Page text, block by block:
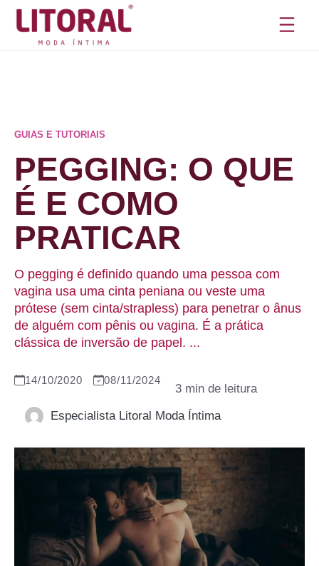
Pular
GUIAS E TUTORIAIS
PEGGING: O QUE
É E COMO
PRATICAR
O pegging é definido quando uma pessoa com
vagina usa uma cinta peniana ou veste uma
prótese (sem cinta/strapless) para penetrar o ânus
de alguém com pênis ou vagina. É a prática
clássica de inversão de papel. ...
14/10/2020 08/11/2024
Especialista Litoral Moda Íntima